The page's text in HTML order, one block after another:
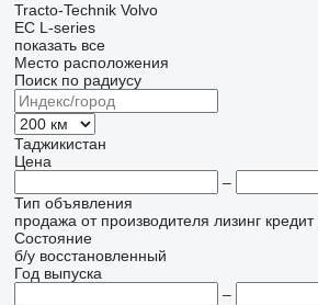
Tracto-Technik Volvo
EC L-series
показать все
Место расположения
Поиск по радиусу
Таджикистан
Цена
–
Тип объявления
продажа от производителя лизинг кредит
Состояние
б/у восстановленный
Год выпуска
–